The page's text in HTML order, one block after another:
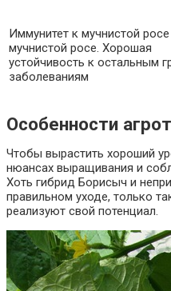
Иммунитет к мучнистой
мучнистой росе. Хорошая
устойчивость к остальным
заболеваниям
Особенности
Чтобы вырастить хороший
нюансах выращивания и
Хоть гибрид Борисыч и
правильном уходе, только
реализуют свой потенциал.